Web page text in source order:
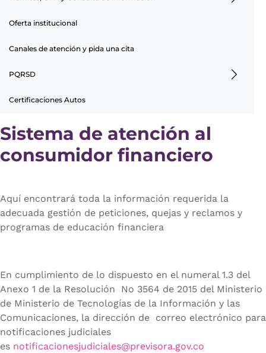
Oferta institucional
Canales de atención y pida una cita
PQRSD
Certificaciones Autos
Sistema de atención al
consumidor financiero
Aquí encontrará toda la información requerida la
adecuada gestión de peticiones, quejas y reclamos y
programas de educación financiera
En cumplimiento de lo dispuesto en el numeral 1.3 del
Anexo 1 de la Resolución No 3564 de 2015 del Ministerio
de Ministerio de Tecnologías de la Información y las
Comunicaciones, la dirección de correo electrónico para
notificaciones judiciales
es notificacionesjudiciales@previsora.gov.co